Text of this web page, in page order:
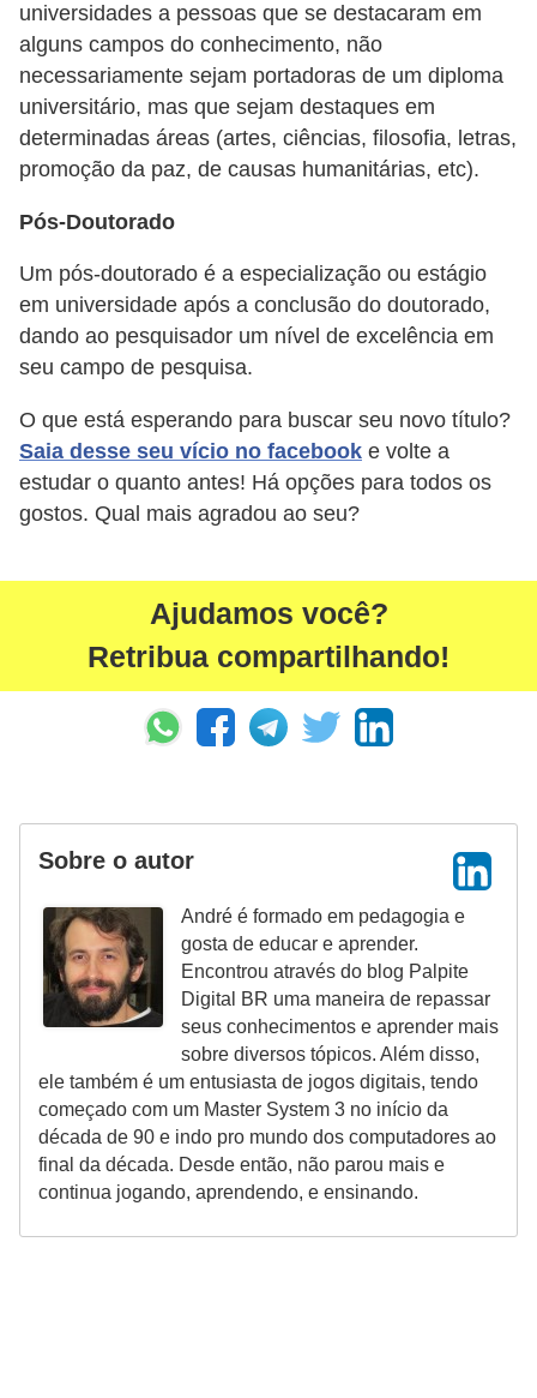
universidades a pessoas que se destacaram em
alguns campos do conhecimento, não
necessariamente sejam portadoras de um diploma
universitário, mas que sejam destaques em
determinadas áreas (artes, ciências, filosofia, letras,
promoção da paz, de causas humanitárias, etc).
Pós-Doutorado
Um pós-doutorado é a especialização ou estágio
em universidade após a conclusão do doutorado,
dando ao pesquisador um nível de excelência em
seu campo de pesquisa.
O que está esperando para buscar seu novo título?
Saia desse seu vício no facebook e volte a
estudar o quanto antes! Há opções para todos os
gostos. Qual mais agradou ao seu?
Ajudamos você?
Retribua compartilhando!
Sobre o autor
André é formado em pedagogia e
gosta de educar e aprender.
Encontrou através do blog Palpite
Digital BR uma maneira de repassar
seus conhecimentos e aprender mais
sobre diversos tópicos. Além disso,
ele também é um entusiasta de jogos digitais, tendo
começado com um Master System 3 no início da
década de 90 e indo pro mundo dos computadores ao
final da década. Desde então, não parou mais e
continua jogando, aprendendo, e ensinando.